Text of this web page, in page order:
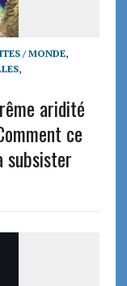
/ MONDE,
,
aridité
ce
subsister